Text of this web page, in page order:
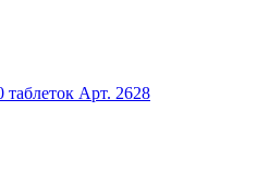
Арт. 2628